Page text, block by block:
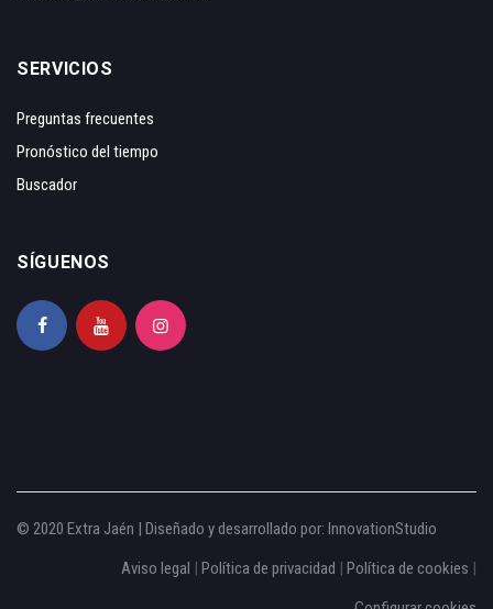
SERVICIOS
Preguntas frecuentes
Pronóstico del tiempo
Buscador
SÍGUENOS
© 2020 Extra Jaén | Diseñado y desarrollado por: InnovationStudio
Aviso legal | Política de privacidad | Política de cookies |